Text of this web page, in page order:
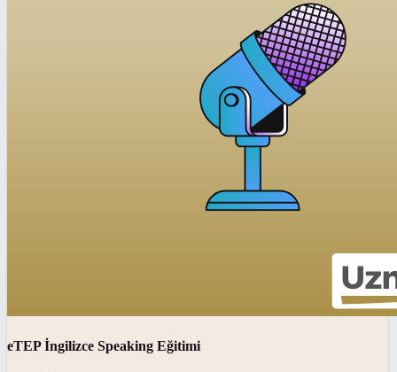
eTEP İngilizce Speaking Eğitimi